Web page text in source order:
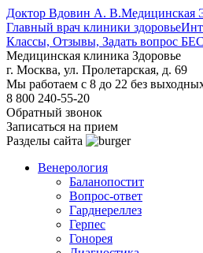
Доктор Вдовин А. В.Медицинская
Главный врач клиники здоровье
Классы, Отзывы, Задать вопрос
Медицинская клиника Здоровье
г. Москва, ул. Пролетарская, д. 69
Мы работаем с 8 до 22 без
8 800 240-55-20
Обратный звонок
Записаться на прием
Разделы сайта
Венерология
Баланопостит
Вопрос-ответ
Гарднереллез
Герпес
Гонорея